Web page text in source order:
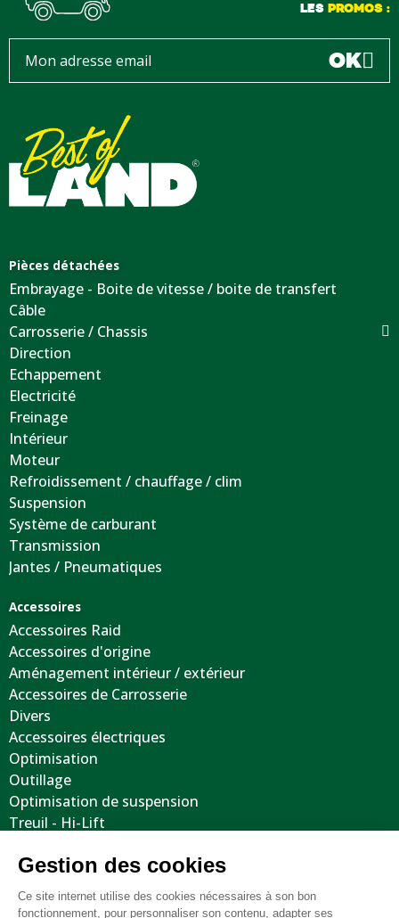
LES PROMOS :
OK
Pièces détachées
Embrayage - Boite de vitesse / boite de transfert
Câble
Carrosserie / Chassis
Direction
Echappement
Electricité
Freinage
Intérieur
Moteur
Refroidissement / chauffage / clim
Suspension
Système de carburant
Transmission
Jantes / Pneumatiques
Accessoires
Accessoires Raid
Accessoires d'origine
Aménagement intérieur / extérieur
Accessoires de Carrosserie
Divers
Accessoires électriques
Optimisation
Outillage
Optimisation de suspension
Treuil - Hi-Lift
Volants
Jantes / Pneumatiques / Accessoires